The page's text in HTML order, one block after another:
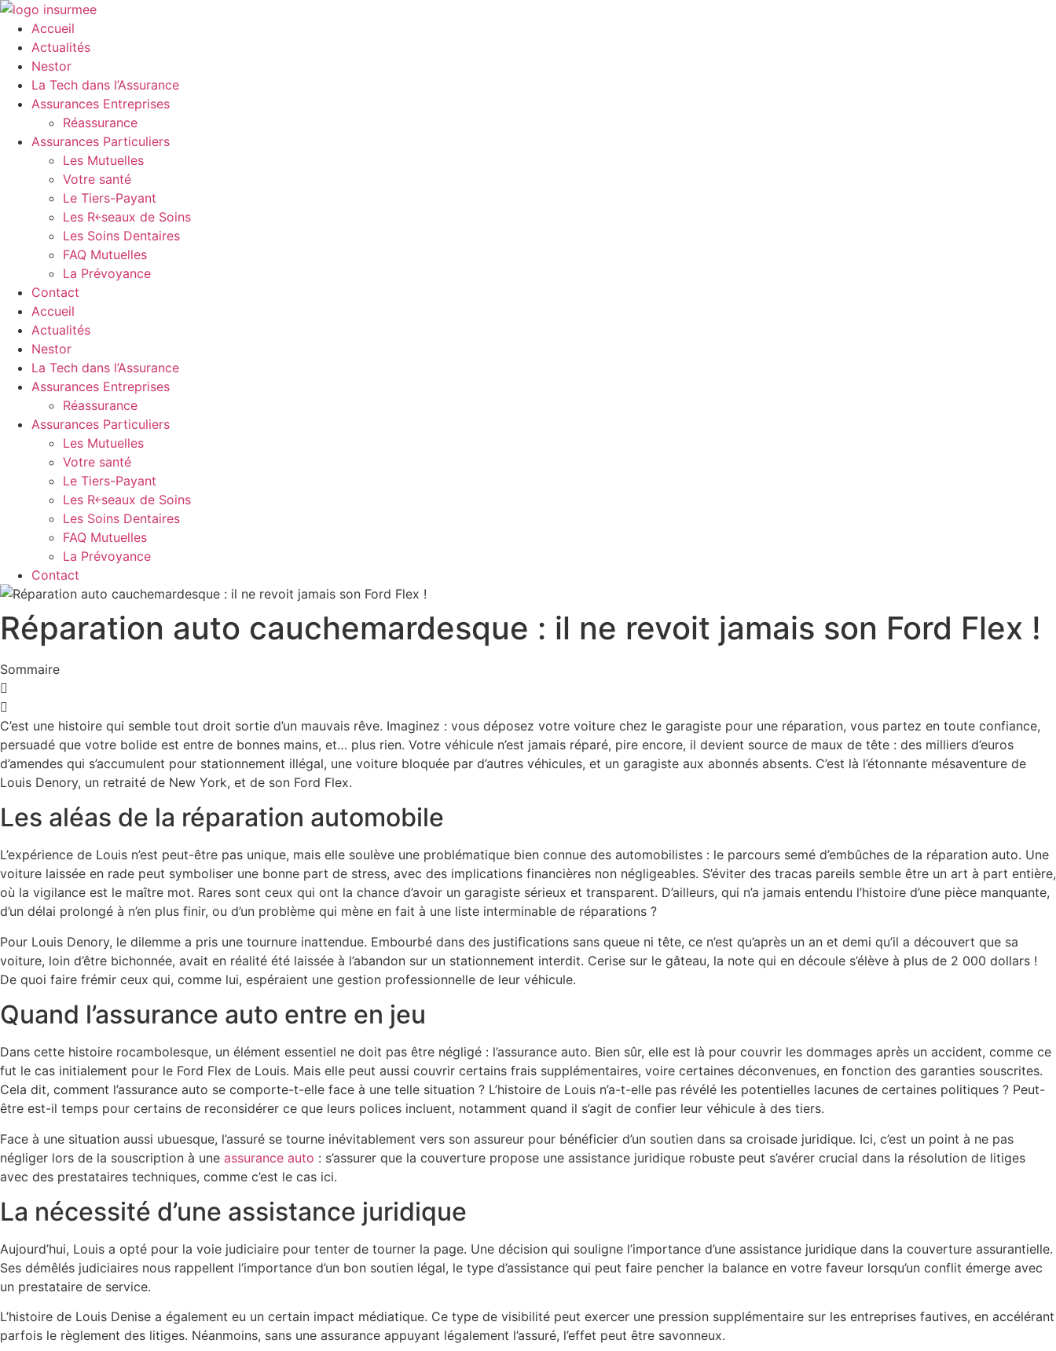
Aller
contenu
Accueil
Actualités
Nestor
La Tech dans l’Assurance
Assurances Entreprises
Réassurance
Assurances Particuliers
Les Mutuelles
Votre santé
Le Tiers-Payant
Les R￩seaux de Soins
Les Soins Dentaires
FAQ Mutuelles
La Prévoyance
Contact
Accueil
Actualités
Nestor
La Tech dans l’Assurance
Assurances Entreprises
Réassurance
Assurances Particuliers
Les Mutuelles
Votre santé
Le Tiers-Payant
Les R￩seaux de Soins
Les Soins Dentaires
FAQ Mutuelles
La Prévoyance
Contact
Réparation auto cauchemardesque : il ne revoit jamais son Ford Flex !
Sommaire
C’est une histoire qui semble tout droit sortie d’un mauvais rêve. Imaginez : vous déposez votre voiture chez le garagiste pour une réparation, vous partez en toute confiance,
persuadé que votre bolide est entre de bonnes mains, et… plus rien. Votre véhicule n’est jamais réparé, pire encore, il devient source de maux de tête : des milliers d’euros
d’amendes qui s’accumulent pour stationnement illégal, une voiture bloquée par d’autres véhicules, et un garagiste aux abonnés absents. C’est là l’étonnante mésaventure de
Louis Denory, un retraité de New York, et de son Ford Flex.
Les aléas de la réparation automobile
L’expérience de Louis n’est peut-être pas unique, mais elle soulève une problématique bien connue des automobilistes : le parcours semé d’embûches de la réparation auto. Une
voiture laissée en rade peut symboliser une bonne part de stress, avec des implications financières non négligeables. S’éviter des tracas pareils semble être un art à part entière,
où la vigilance est le maître mot. Rares sont ceux qui ont la chance d’avoir un garagiste sérieux et transparent. D’ailleurs, qui n’a jamais entendu l’histoire d’une pièce manquante,
d’un délai prolongé à n’en plus finir, ou d’un problème qui mène en fait à une liste interminable de réparations ?
Pour Louis Denory, le dilemme a pris une tournure inattendue. Embourbé dans des justifications sans queue ni tête, ce n’est qu’après un an et demi qu’il a découvert que sa
voiture, loin d’être bichonnée, avait en réalité été laissée à l’abandon sur un stationnement interdit. Cerise sur le gâteau, la note qui en découle s’élève à plus de 2 000 dollars !
De quoi faire frémir ceux qui, comme lui, espéraient une gestion professionnelle de leur véhicule.
Quand l’assurance auto entre en jeu
Dans cette histoire rocambolesque, un élément essentiel ne doit pas être négligé : l’assurance auto. Bien sûr, elle est là pour couvrir les dommages après un accident, comme ce
fut le cas initialement pour le Ford Flex de Louis. Mais elle peut aussi couvrir certains frais supplémentaires, voire certaines déconvenues, en fonction des garanties souscrites.
Cela dit, comment l’assurance auto se comporte-t-elle face à une telle situation ? L’histoire de Louis n’a-t-elle pas révélé les potentielles lacunes de certaines politiques ? Peut-
être est-il temps pour certains de reconsidérer ce que leurs polices incluent, notamment quand il s’agit de confier leur véhicule à des tiers.
Face à une situation aussi ubuesque, l’assuré se tourne inévitablement vers son assureur pour bénéficier d’un soutien dans sa croisade juridique. Ici, c’est un point à ne pas
négliger lors de la souscription à une assurance auto : s’assurer que la couverture propose une assistance juridique robuste peut s’avérer crucial dans la résolution de litiges
avec des prestataires techniques, comme c’est le cas ici.
La nécessité d’une assistance juridique
Aujourd’hui, Louis a opté pour la voie judiciaire pour tenter de tourner la page. Une décision qui souligne l’importance d’une assistance juridique dans la couverture assurantielle.
Ses démêlés judiciaires nous rappellent l’importance d’un bon soutien légal, le type d’assistance qui peut faire pencher la balance en votre faveur lorsqu’un conflit émerge avec
un prestataire de service.
L’histoire de Louis Denise a également eu un certain impact médiatique. Ce type de visibilité peut exercer une pression supplémentaire sur les entreprises fautives, en accélérant
parfois le règlement des litiges. Néanmoins, sans une assurance appuyant légalement l’assuré, l’effet peut être savonneux.